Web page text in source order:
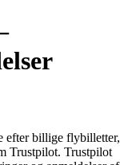
efter billige flybilletter,
Trustpilot. Trustpilot